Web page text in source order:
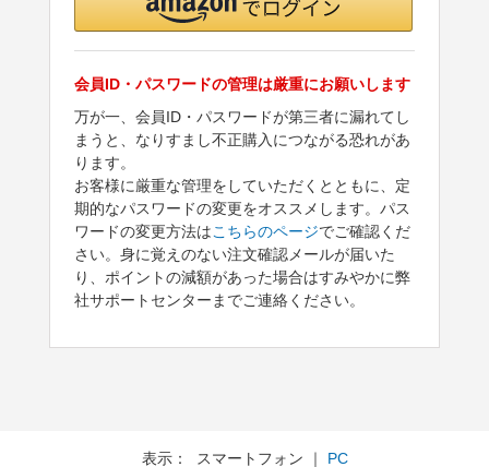
会員ID・パスワードの管理は厳重にお願いします
万が一、会員ID・パスワードが第三者に漏れてし
まうと、なりすまし不正購入につながる恐れがあ
ります。
お客様に厳重な管理をしていただくとともに、定
期的なパスワードの変更をオススメします。パス
ワードの変更方法はこちらのページでご確認くだ
さい。身に覚えのない注文確認メールが届いた
り、ポイントの減額があった場合はすみやかに弊
社サポートセンターまでご連絡ください。
表示： スマートフォン ｜ PC